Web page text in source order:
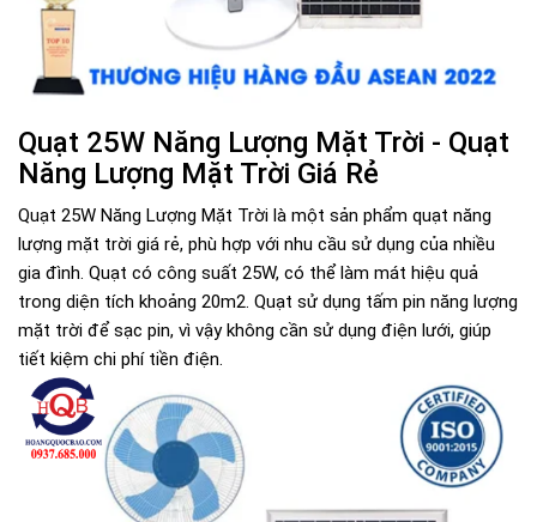
Quạt 25W Năng Lượng Mặt Trời - Quạt
Năng Lượng Mặt Trời Giá Rẻ
Quạt 25W Năng Lượng Mặt Trời là một sản phẩm quạt năng
lượng mặt trời giá rẻ, phù hợp với nhu cầu sử dụng của nhiều
gia đình. Quạt có công suất 25W, có thể làm mát hiệu quả
trong diện tích khoảng 20m2. Quạt sử dụng tấm pin năng lượng
mặt trời để sạc pin, vì vậy không cần sử dụng điện lưới, giúp
tiết kiệm chi phí tiền điện.